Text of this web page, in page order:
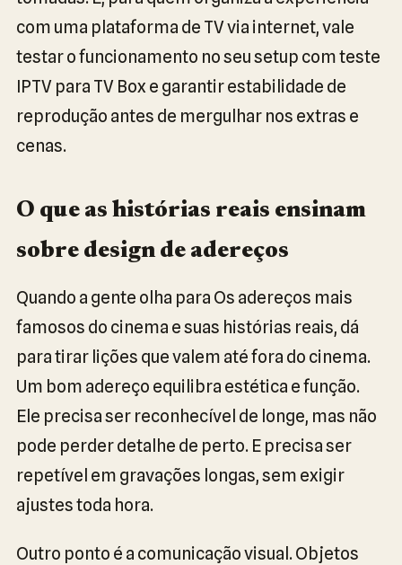
com uma plataforma de TV via internet, vale
testar o funcionamento no seu setup com teste
IPTV para TV Box e garantir estabilidade de
reprodução antes de mergulhar nos extras e
cenas.
O que as histórias reais ensinam
sobre design de adereços
Quando a gente olha para Os adereços mais
famosos do cinema e suas histórias reais, dá
para tirar lições que valem até fora do cinema.
Um bom adereço equilibra estética e função.
Ele precisa ser reconhecível de longe, mas não
pode perder detalhe de perto. E precisa ser
repetível em gravações longas, sem exigir
ajustes toda hora.
Outro ponto é a comunicação visual. Objetos